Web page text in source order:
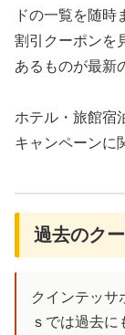
ドの一覧を随時
割引クーポンを
あるものが最新
ホテル・旅館宿
キャンペーンに
過去のク
クインテッサ
ｓでは過去に